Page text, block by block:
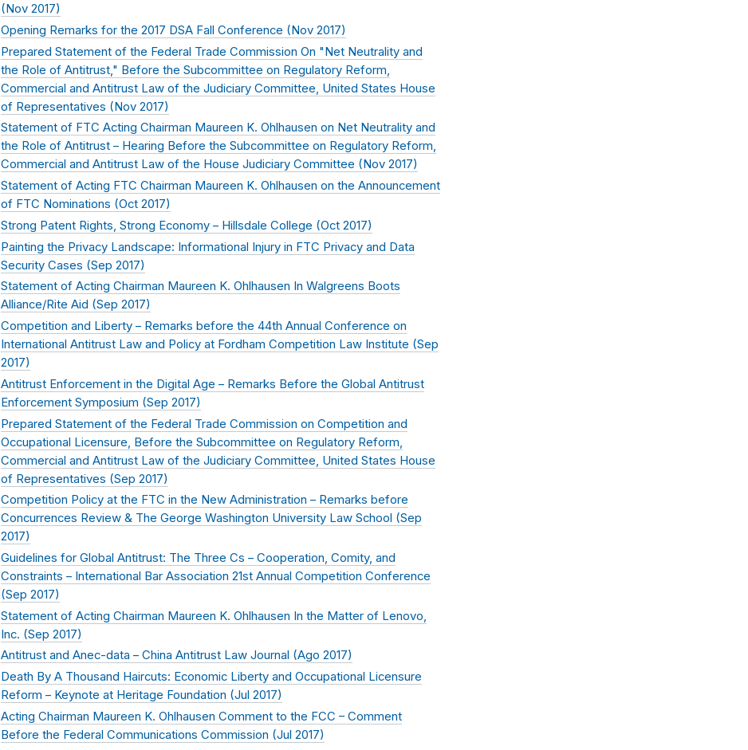
( Nov 2017)
Opening Remarks for the 2017 DSA Fall Conference (Nov 2017)
Prepared Statement of the Federal Trade Commission On "Net Neutrality and
the Role of Antitrust," Before the Subcommittee on Regulatory Reform,
Commercial and Antitrust Law of the Judiciary Committee, United States House
of Representatives (Nov 2017)
Statement of FTC Acting Chairman Maureen K. Ohlhausen on Net Neutrality and
the Role of Antitrust – Hearing Before the Subcommittee on Regulatory Reform,
Commercial and Antitrust Law of the House Judiciary Committee ( Nov 2017)
Statement of Acting FTC Chairman Maureen K. Ohlhausen on the Announcement
of FTC Nominations (Oct 2017)
Strong Patent Rights, Strong Economy – Hillsdale College (Oct 2017)
Painting the Privacy Landscape: Informational Injury in FTC Privacy and Data
Security Cases (Sep 2017)
Statement of Acting Chairman Maureen K. Ohlhausen In Walgreens Boots
Alliance/Rite Aid (Sep 2017)
Competition and Liberty – Remarks before the 44th Annual Conference on
International Antitrust Law and Policy at Fordham Competition Law Institute (Sep
2017)
Antitrust Enforcement in the Digital Age – Remarks Before the Global Antitrust
Enforcement Symposium (Sep 2017)
Prepared Statement of the Federal Trade Commission on Competition and
Occupational Licensure, Before the Subcommittee on Regulatory Reform,
Commercial and Antitrust Law of the Judiciary Committee, United States House
of Representatives (Sep 2017)
Competition Policy at the FTC in the New Administration – Remarks before
Concurrences Review & The George Washington University Law School (Sep
2017)
Guidelines for Global Antitrust: The Three Cs – Cooperation, Comity, and
Constraints – International Bar Association 21st Annual Competition Conference
(Sep 2017)
Statement of Acting Chairman Maureen K. Ohlhausen In the Matter of Lenovo,
Inc. (Sep 2017)
Antitrust and Anec-data – China Antitrust Law Journal (Ago 2017)
Death By A Thousand Haircuts: Economic Liberty and Occupational Licensure
Reform – Keynote at Heritage Foundation (Jul 2017)
Acting Chairman Maureen K. Ohlhausen Comment to the FCC – Comment
Before the Federal Communications Commission (Jul 2017)